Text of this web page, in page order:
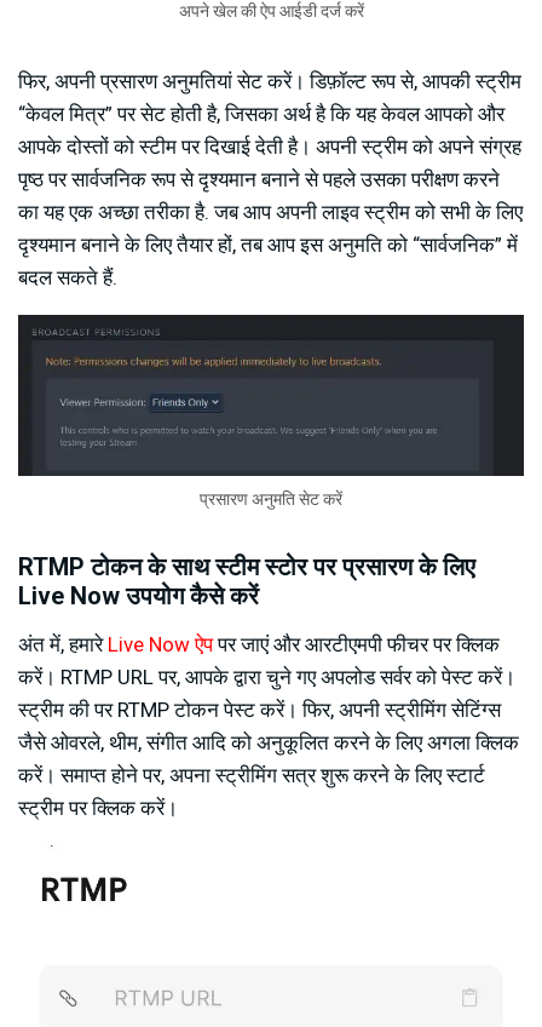
अपने खेल की ऐप आईडी दर्ज करें
फिर, अपनी प्रसारण अनुमतियां सेट करें। डिफ़ॉल्ट रूप से, आपकी स्ट्रीम
“केवल मित्र” पर सेट होती है, जिसका अर्थ है कि यह केवल आपको और
आपके दोस्तों को स्टीम पर दिखाई देती है। अपनी स्ट्रीम को अपने संग्रह
पृष्ठ पर सार्वजनिक रूप से दृश्यमान बनाने से पहले उसका परीक्षण करने
का यह एक अच्छा तरीका है. जब आप अपनी लाइव स्ट्रीम को सभी के लिए
दृश्यमान बनाने के लिए तैयार हों, तब आप इस अनुमति को “सार्वजनिक” में
बदल सकते हैं.
प्रसारण अनुमति सेट करें
RTMP टोकन के साथ स्टीम स्टोर पर प्रसारण के लिए
Live Now उपयोग कैसे करें
अंत में, हमारे Live Now ऐपपर जाएं और आरटीएमपी फीचर पर क्लिक
करें। RTMP URL पर, आपके द्वारा चुने गए अपलोड सर्वर को पेस्ट करें।
स्ट्रीम की पर RTMP टोकन पेस्ट करें। फिर, अपनी स्ट्रीमिंग सेटिंग्स
जैसे ओवरले, थीम, संगीत आदि को अनुकूलित करने के लिए अगला क्लिक
करें। समाप्त होने पर, अपना स्ट्रीमिंग सत्र शुरू करने के लिए स्टार्ट
स्ट्रीम पर क्लिक करें।